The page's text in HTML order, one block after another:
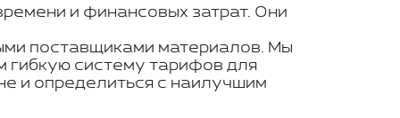
и финансовых затрат. Они
поставщиками материалов. Мы
гибкую систему тарифов для
и определиться с наилучшим